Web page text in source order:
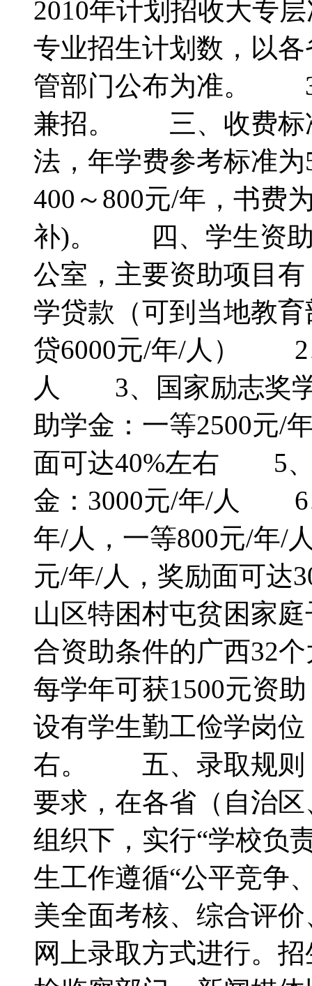
2010年计划招收大专
专业招生计划数，以
管部门公布为准。 3
兼招。 三、收费标
法，年学费参考标准
400～800元/年，书费
补)。 四、学生资
公室，主要资助项目
学贷款（可到当地教
贷6000元/年/人） 2
人 3、国家励志奖
助学金：一等2500元/
面可达40%左右 5、
金：3000元/年/人 6
年/人，一等800元/年/
元/年/人，奖励面可
山区特困村屯贫困家
合资助条件的广西32
每学年可获1500元
设有学生勤工俭学岗
右。 五、录取规则
要求，在各省（自治
组织下，实行“学校负
生工作遵循“公平竞争
美全面考核、综合评
网上录取方式进行。